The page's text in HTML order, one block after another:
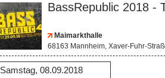
BassRepublic 2018 -
Maimarkthalle
68163 Mannheim, Xaver-Fuhr-
Samstag, 08.09.2018